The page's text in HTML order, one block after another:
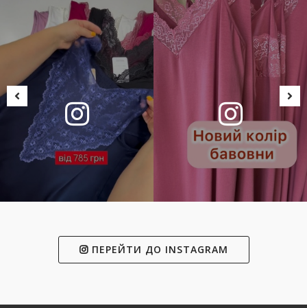
ПЕРЕЙТИ ДО INSTAGRAM